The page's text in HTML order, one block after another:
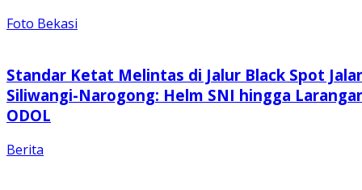
Foto Bekasi
Standar Ketat Melintas di Jalur Black Spot
Siliwangi-Narogong: Helm SNI hingga
ODOL
Berita